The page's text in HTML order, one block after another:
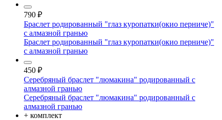
790 ₽
Браслет родированный "глаз куропатки(окио перниче)"
с алмазной гранью
Браслет родированный "глаз куропатки(окио перниче)"
с алмазной гранью
450 ₽
Серебряный браслет "люмакина" родированный с
алмазной гранью
Серебряный браслет "люмакина" родированный с
алмазной гранью
+ комплект